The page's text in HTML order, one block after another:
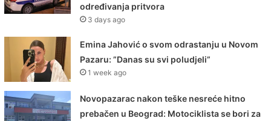
određivanja pritvora
3 days ago
Emina Jahović o svom odrastanju u Novom
Pazaru: ”Danas su svi poludjeli”
1 week ago
Novopazarac nakon teške nesreće hitno
prebačen u Beograd: Motociklista se bori za